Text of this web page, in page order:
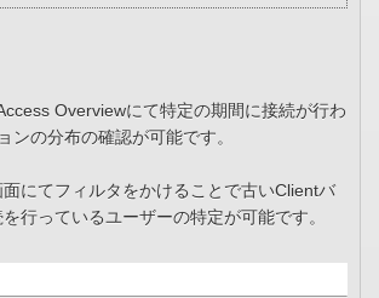
Overviewにて特定の期間に接続が行わ
ンの分布の確認が可能です。
にてフィルタをかけることで古いClientバ
行っているユーザーの特定が可能です。